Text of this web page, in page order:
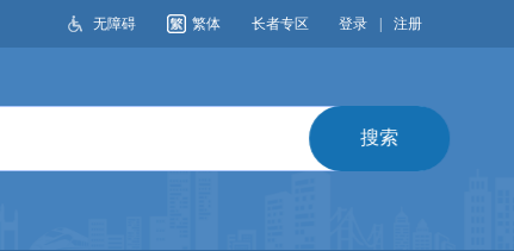
无障碍 繁体 长者专区 登录 注册
搜索